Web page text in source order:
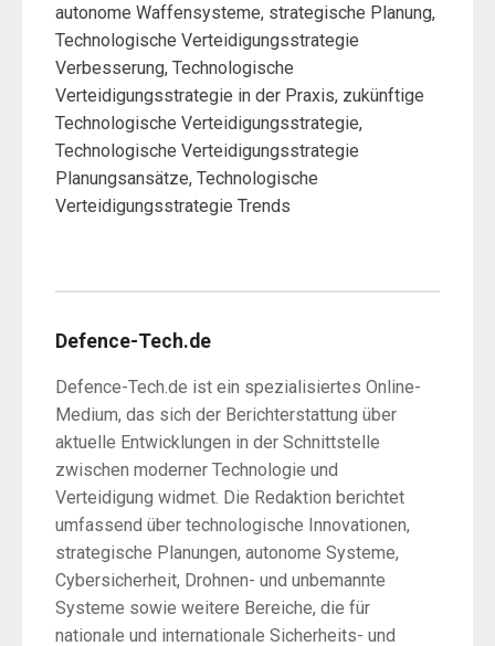
autonome Waffensysteme, strategische Planung,
Technologische Verteidigungsstrategie
Verbesserung, Technologische
Verteidigungsstrategie in der Praxis, zukünftige
Technologische Verteidigungsstrategie,
Technologische Verteidigungsstrategie
Planungsansätze, Technologische
Verteidigungsstrategie Trends
Defence-Tech.de
Defence-Tech.de ist ein spezialisiertes Online-
Medium, das sich der Berichterstattung über
aktuelle Entwicklungen in der Schnittstelle
zwischen moderner Technologie und
Verteidigung widmet. Die Redaktion berichtet
umfassend über technologische Innovationen,
strategische Planungen, autonome Systeme,
Cybersicherheit, Drohnen- und unbemannte
Systeme sowie weitere Bereiche, die für
nationale und internationale Sicherheits- und